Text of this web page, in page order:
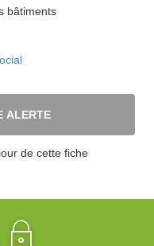
bâtiments
ALERTE
de cette fiche